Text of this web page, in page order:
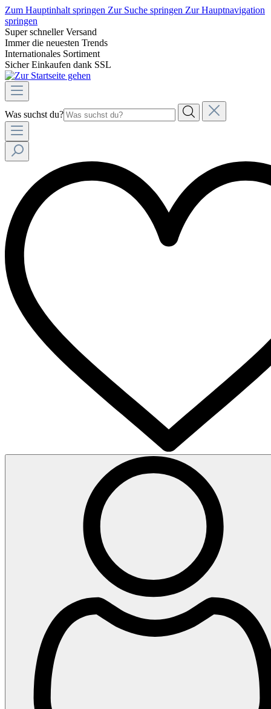
Zum Hauptinhalt springen Zur Suche springen Zur Hauptnavigation
springen
Super schneller Versand
Immer die neuesten Trends
Internationales Sortiment
Sicher Einkaufen dank SSL
Was suchst du?